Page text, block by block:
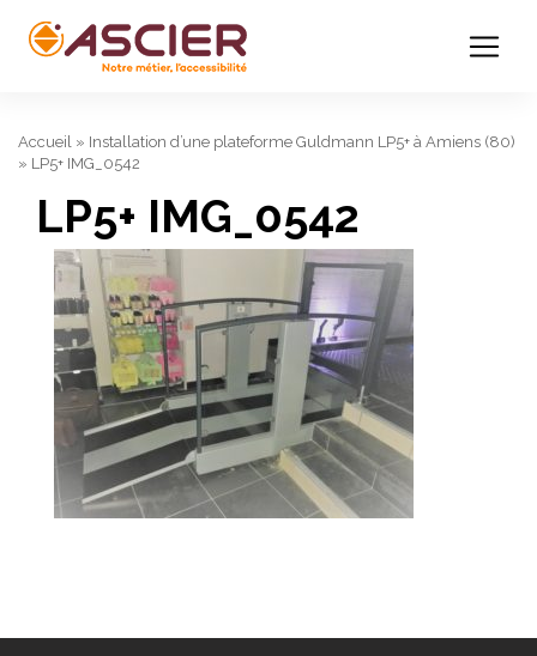
Accueil » Installation d’une plateforme Guldmann LP5+ à Amiens (80)
» LP5+ IMG_0542
LP5+ IMG_0542